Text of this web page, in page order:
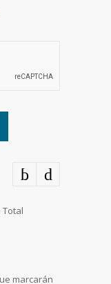
Total
marcarán